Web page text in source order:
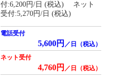
付:6,200円/日 (税込) ネット
受付:5,270円/日 (税込)
電話受付
5,600円 ／日（税込）
ネット受付
4,760円 ／日（税込）